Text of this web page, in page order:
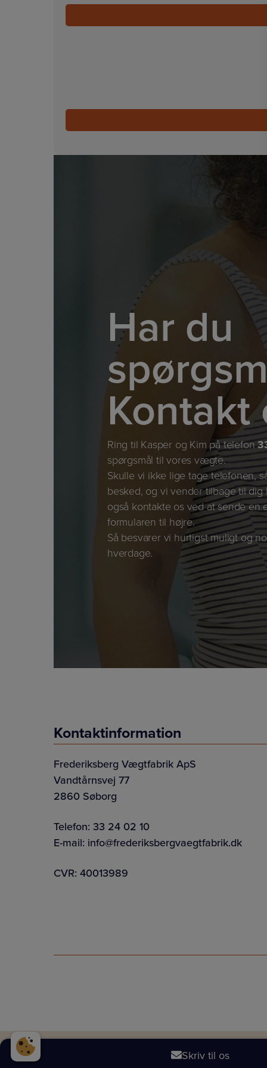
Har du
Kontakt
Ring til Kasper og Kim på telefon
spørgsmål til vores vægte.
Skulle vi ikke lige tage telefonen,
besked, og vi vender tilbage til
også kontakte os ved at sende en
formularen til højre.
Så besvarer vi hurtigst muligt og
hverdage.
Kontaktinformation
Frederiksberg Vægtfabrik ApS
Vandtårnsvej 77
2860 Søborg
Telefon: 33 24 02 10
E-mail: info@frederiksbergvaegtfabrik.dk
CVR: 40013989
Skriv til os